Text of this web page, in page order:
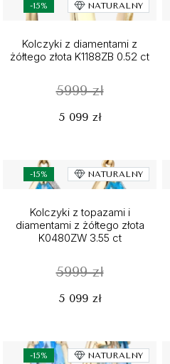
-15% NATURALNY
Kolczyki z diamentami z
żółtego złota K1188ZB 0.52 ct
5999 zł
5 099 zł
-15% NATURALNY
Kolczyki z topazami i
diamentami z żółtego złota
K0480ZW 3.55 ct
5999 zł
5 099 zł
-15% NATURALNY